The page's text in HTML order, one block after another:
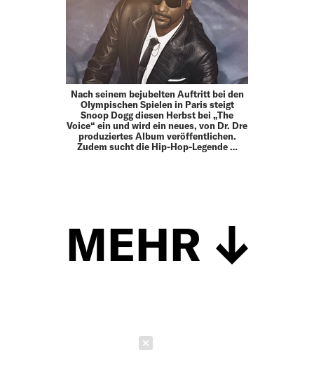
Nach seinem bejubelten Auftritt bei den
Olympischen Spielen in Paris steigt
Snoop Dogg diesen Herbst bei „The
Voice“ ein und wird ein neues, von Dr. Dre
produziertes Album veröffentlichen.
Zudem sucht die Hip-Hop-Legende …
MEHR